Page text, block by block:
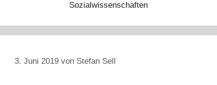
Sozialwissenschaften
3. Juni 2019 von Stefan Sell